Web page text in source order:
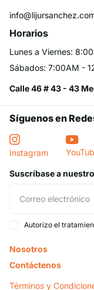
Horarios
Lunes a Viernes:
Sábados: 7:00AM -
Calle 46 # 43 - 43
Síguenos en
Instagram
Suscríbase a
Autorizo el
Nosotros
Contáctenos
Términos y